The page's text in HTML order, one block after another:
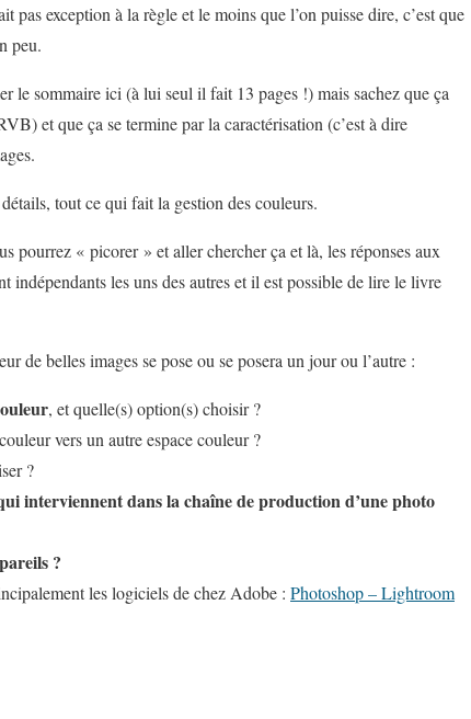
pas exception à la règle et le moins que l’on puisse dire, c’est que
peu.
le sommaire ici (à lui seul il fait 13 pages !) mais sachez que ça
et que ça se termine par la caractérisation (c’est à dire
tout ce qui fait la gestion des couleurs.
pourrez « picorer » et aller chercher ça et là, les réponses aux
indépendants les uns des autres et il est possible de lire le livre
de belles images se pose ou se posera un jour ou l’autre :
, et quelle(s) option(s) choisir ?
vers un autre espace couleur ?
?
interviennent dans la chaîne de production d’une photo
?
les logiciels de chez Adobe : Photoshop – Lightroom